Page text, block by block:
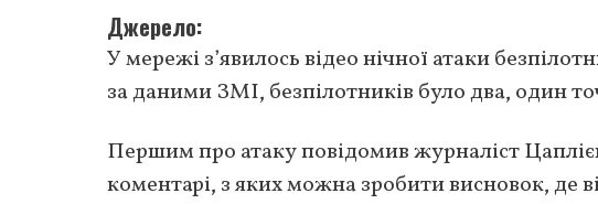
Джерело
У мережі з’явилось відео нічної атаки
за даними ЗМІ, безпілотників було два, один
Першим про атаку повідомив журналіст
коментарі, з яких можна зробити висновок, де